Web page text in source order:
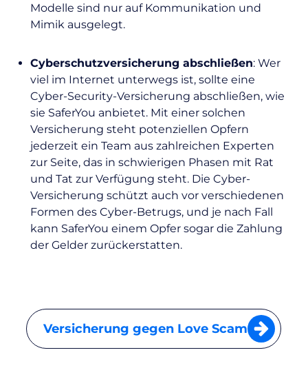
Modelle sind nur auf Kommunikation und
Mimik ausgelegt.
Cyberschutzversicherung abschließen: Wer
viel im Internet unterwegs ist, sollte eine
Cyber-Security-Versicherung abschließen, wie
sie SaferYou anbietet. Mit einer solchen
Versicherung steht potenziellen Opfern
jederzeit ein Team aus zahlreichen Experten
zur Seite, das in schwierigen Phasen mit Rat
und Tat zur Verfügung steht. Die Cyber-
Versicherung schützt auch vor verschiedenen
Formen des Cyber-Betrugs, und je nach Fall
kann SaferYou einem Opfer sogar die Zahlung
der Gelder zurückerstatten.
Versicherung gegen Love Scam